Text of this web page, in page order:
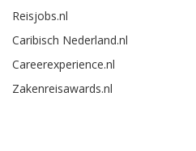
Reisjobs.nl
Caribisch Nederland.nl
Careerexperience.nl
Zakenreisawards.nl